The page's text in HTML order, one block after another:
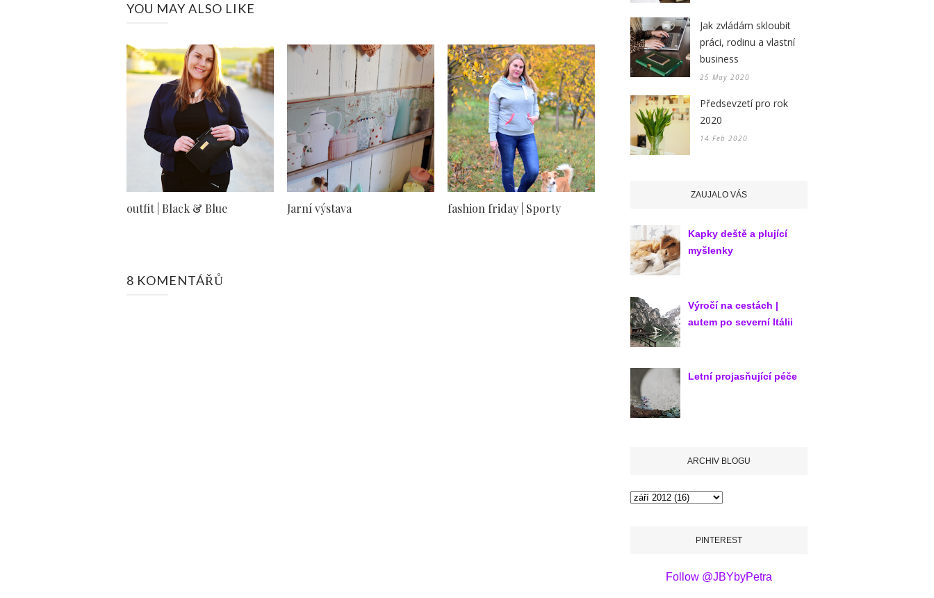
YOU MAY ALSO LIKE
outfit | Black & Blue Jarní výstava fashion friday | Sporty
8 KOMENTÁŘŮ
Jak zvládám skloubit
práci, rodinu a vlastní
business
25 May 2020
Předsevzetí pro rok
2020
14 Feb 2020
ZAUJALO VÁS
Kapky deště a plující
myšlenky
Výročí na cestách |
autem po severní Itálii
Letní projasňující péče
ARCHIV BLOGU
PINTEREST
Follow @JBYbyPetra